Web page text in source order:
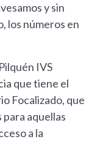
y sin
los números en
IVS
que tiene el
Focalizado, que
aquellas
a la